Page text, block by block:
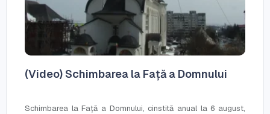
(Video) Schimbarea la Față a Domnului
Schimbarea la Față a Domnului, cinstită anual la 6 august,